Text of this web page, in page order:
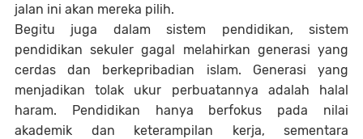
jalan ini akan mereka pilih.
Begitu juga dalam sistem pendidikan, sistem
pendidikan sekuler gagal melahirkan generasi yang
cerdas dan berkepribadian islam. Generasi yang
menjadikan tolak ukur perbuatannya adalah halal
haram. Pendidikan hanya berfokus pada nilai
akademik dan keterampilan kerja, sementara